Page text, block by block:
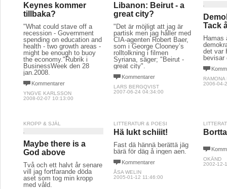
Keynes kommer
tillbaka?
"What could stave off a
recession - Government
spending on education and
health - two growth areas -
might be enough to buoy
the economy."Rubrik i
BusinessWeek den 28
jan.2008.
Kommentarer
YNGVE KARLSSON
2008-02-07 10:13:00
Libanon: Beirut - a
great city?
"Det är möjligt att jag är
partisk men jag håller med
CIA-agenten Robert Baer,
som i George Clooney’s
rolltolkning i filmen
Syriana, säger; "Beirut -
great city".
Kommentarer
LARS BERGQVIST
2007-06-24 04:34:00
Tack
Hamas
det var
bevisar
RAMONA
2006-04-
KROPP & SJÄL
Maybe there is a
God above
Två och ett halvt år senare
vill jag fortfarande döda
aset som tog min kropp
med våld.
LITTERATUR & POESI
Hä lukt schiiit!
Fast dä hännä berättä jäg
bärä för däg å ingen aen.
Kommentarer
ÅSA WELIN
2005-01-12 11:46:00
OKÄND
2002-12-